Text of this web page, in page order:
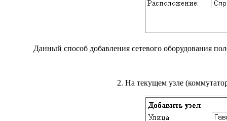
Данный способ добавления сетевого оборудования
2. На текущем узле